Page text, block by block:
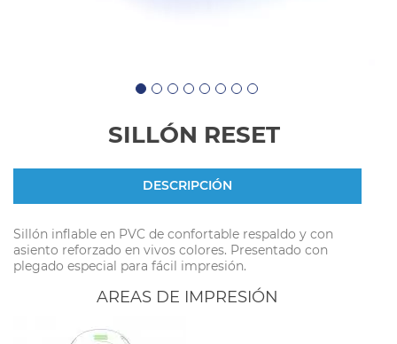
SILLÓN RESET
DESCRIPCIÓN
Sillón inflable en PVC de confortable respaldo y con
asiento reforzado en vivos colores. Presentado con
plegado especial para fácil impresión.
AREAS DE IMPRESIÓN